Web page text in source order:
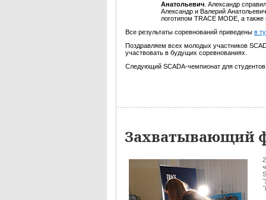
Анатольевич . Александр
Александр и Валерий
логотипом TRACE MODE, а
Все результаты соревнований приведены в
Поздравляем всех молодых участников
участвовать в будущих соревнованиях.
Следующий SCADA-чемпионат для
Захватывающий